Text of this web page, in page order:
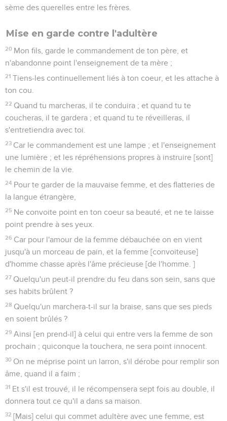
sème des querelles entre les frères.
Mise en garde contre l'adultère
20 Mon fils, garde le commandement de ton père, et
n'abandonne point l'enseignement de ta mère ;
21 Tiens-les continuellement liés à ton coeur, et les attache à
ton cou.
22 Quand tu marcheras, il te conduira ; et quand tu te
coucheras, il te gardera ; et quand tu te réveilleras, il
s'entretiendra avec toi.
23 Car le commandement est une lampe ; et l'enseignement
une lumière ; et les répréhensions propres à instruire [sont]
le chemin de la vie.
24 Pour te garder de la mauvaise femme, et des flatteries de
la langue étrangère,
25 Ne convoite point en ton coeur sa beauté, et ne te laisse
point prendre à ses yeux.
26 Car pour l'amour de la femme débauchée on en vient
jusqu'à un morceau de pain, et la femme [convoiteuse]
d'homme chasse après l'âme précieuse [de l'homme. ]
27 Quelqu'un peut-il prendre du feu dans son sein, sans que
ses habits brûlent ?
28 Quelqu'un marchera-t-il sur la braise, sans que ses pieds
en soient brûlés ?
29 Ainsi [en prend-il] à celui qui entre vers la femme de son
prochain ; quiconque la touchera, ne sera point innocent.
30 On ne méprise point un larron, s'il dérobe pour remplir son
âme, quand il a faim ;
31 Et s'il est trouvé, il le récompensera sept fois au double, il
donnera tout ce qu'il a dans sa maison.
32 [Mais] celui qui commet adultère avec une femme, est